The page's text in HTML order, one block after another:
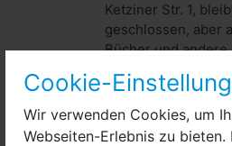
Cookie-
Wir verwenden Cookies, um
Webseiten-Erlebnis zu bieten.
Ketziner Str. 1,
geschlossen, aber
Bücher und
ausgeliehen werden.
Leitbilddiskussion
abgeschlossen